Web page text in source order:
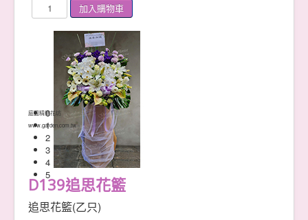
會場設計
繽紛婚禮
會議&頒獎
居家空間
節日花禮
情人節
母親節
聖誕節
春 節
掃碼支付平台
信用卡支付
Google Pay
Apple Pay
信用卡掃碼支付
LInePay
台灣Pay
台灣Pay(信用卡)
台灣Pay(金融卡)
庭園精緻花坊
www.garden.com.tw
0
1
2
3
4
5
D139追思花籃
追思花籃(乙只)